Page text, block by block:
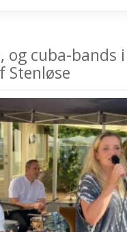
og cuba-bands i
Stenløse